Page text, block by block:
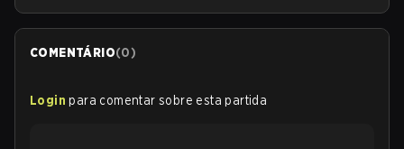
COMENTÁRIO(0)
Login para comentar sobre esta partida